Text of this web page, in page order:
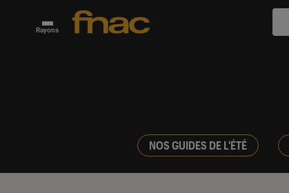
Rayons
NOS GUIDES DE L'ÉTÉ